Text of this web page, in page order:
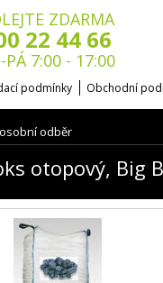
ZDARMA
22 44 66
PÁ 7:00 - 17:00
podmínky Obchodní
odběr
otopový, Big